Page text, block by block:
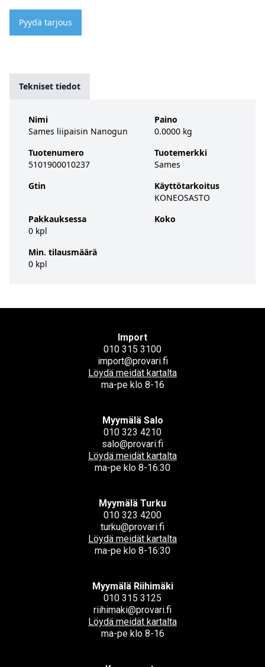
Pyydä tarjous
Tekniset tiedot
Nimi
Sames liipaisin Nanogun
Tuotenumero
5101900010237
Gtin
Pakkauksessa
0 kpl
Min. tilausmäärä
0 kpl
Paino
0.0000 kg
Tuotemerkki
Sames
Käyttötarkoitus
KONEOSASTO
Koko
Import
010 315 3100
import@provari.fi
Löydä meidät kartalta
ma-pe klo 8-16
Myymälä Salo
010 323 4210
salo@provari.fi
Löydä meidät kartalta
ma-pe klo 8-16:30
Myymälä Turku
010 323 4200
turku@provari.fi
Löydä meidät kartalta
ma-pe klo 8-16:30
Myymälä Riihimäki
010 315 3125
riihimaki@provari.fi
Löydä meidät kartalta
ma-pe klo 8-16